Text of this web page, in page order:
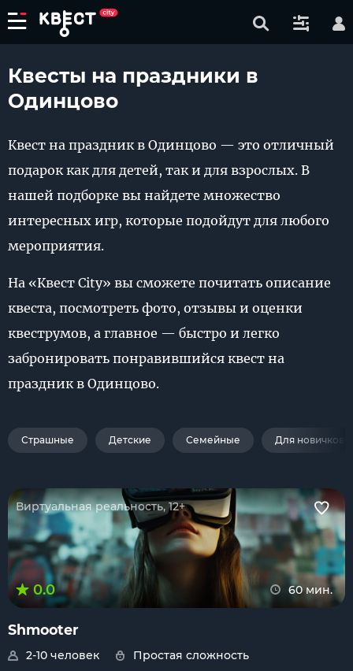
Квесты на праздники в
Одинцово
Квест на праздник в Одинцово — это отличный
подарок как для детей, так и для взрослых. В
нашей подборке вы найдете множество
интересных игр, которые подойдут для любого
мероприятия.
На «Квест City» вы сможете почитать описание
квеста, посмотреть фото, отзывы и оценки
квеструмов, а главное — быстро и легко
забронировать понравившийся квест на
праздник в Одинцово.
Страшные Детские Семейные Для новичков
Виртуальная реальность, 12+
0.0 60 мин.
Shmooter
2-10 человек
Простая сложность